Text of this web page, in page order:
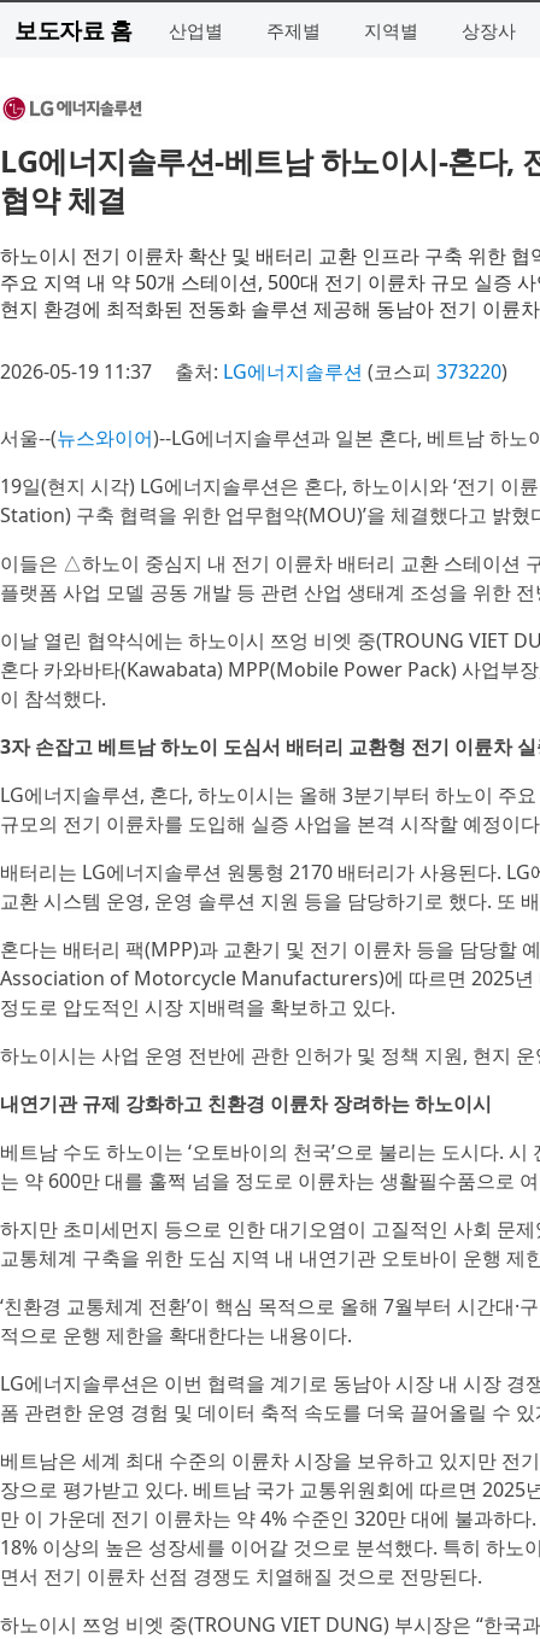
보도자료 홈 산업별 주제별 지역별 상장사
LG에너지솔루션-베트남 하노이시-혼다,
협약 체결
하노이시 전기 이륜차 확산 및 배터리 교환 인프라 구축 위한 협
주요 지역 내 약 50개 스테이션, 500대 전기 이륜차 규모 실증
현지 환경에 최적화된 전동화 솔루션 제공해 동남아 전기 이륜
2026-05-19 11:37 출처: LG에너지솔루션 (코스피 373220)
서울--(뉴스와이어)--LG에너지솔루션과 일본 혼다, 베트남 하
19일(현지 시각) LG에너지솔루션은 혼다, 하노이시와 ‘전기
Station) 구축 협력을 위한 업무협약(MOU)’을 체결했다고 밝혔
이들은 △하노이 중심지 내 전기 이륜차 배터리 교환 스테이
플랫폼 사업 모델 공동 개발 등 관련 산업 생태계 조성을 위한
이날 열린 협약식에는 하노이시 쯔엉 비엣 중(TROUNG VIET
혼다 카와바타(Kawabata) MPP(Mobile Power Pack) 사업부
이 참석했다.
3자 손잡고 베트남 하노이 도심서 배터리 교환형 전기 이륜차
LG에너지솔루션, 혼다, 하노이시는 올해 3분기부터 하노이 주
규모의 전기 이륜차를 도입해 실증 사업을 본격 시작할 예정이
배터리는 LG에너지솔루션 원통형 2170 배터리가 사용된다.
교환 시스템 운영, 운영 솔루션 지원 등을 담당하기로 했다. 또
혼다는 배터리 팩(MPP)과 교환기 및 전기 이륜차 등을 담당할
Association of Motorcycle Manufacturers)에 따르면 2025년
정도로 압도적인 시장 지배력을 확보하고 있다.
하노이시는 사업 운영 전반에 관한 인허가 및 정책 지원, 현지
내연기관 규제 강화하고 친환경 이륜차 장려하는 하노이시
베트남 수도 하노이는 ‘오토바이의 천국’으로 불리는 도시다.
는 약 600만 대를 훌쩍 넘을 정도로 이륜차는 생활필수품으로
하지만 초미세먼지 등으로 인한 대기오염이 고질적인 사회 문
교통체계 구축을 위한 도심 지역 내 내연기관 오토바이 운행 제
‘친환경 교통체계 전환’이 핵심 목적으로 올해 7월부터 시간대
적으로 운행 제한을 확대한다는 내용이다.
LG에너지솔루션은 이번 협력을 계기로 동남아 시장 내 시장
폼 관련한 운영 경험 및 데이터 축적 속도를 더욱 끌어올릴 수
베트남은 세계 최대 수준의 이륜차 시장을 보유하고 있지만 전
장으로 평가받고 있다. 베트남 국가 교통위원회에 따르면
만 이 가운데 전기 이륜차는 약 4% 수준인 320만 대에 불과하
18% 이상의 높은 성장세를 이어갈 것으로 분석했다. 특히 하
면서 전기 이륜차 선점 경쟁도 치열해질 것으로 전망된다.
하노이시 쯔엉 비엣 중(TROUNG VIET DUNG) 부시장은 “한